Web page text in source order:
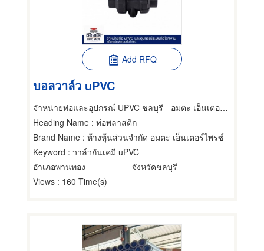
Add RFQ
บอลวาล์ว uPVC
จำหน่ายท่อและอุปกรณ์ UPVC ชลบุรี - อมตะ เอ็นเตอร์ไพรซ์
Heading Name : ท่อพลาสติก
Brand Name : ห้างหุ้นส่วนจำกัด อมตะ เอ็นเตอร์ไพรซ์
Keyword : วาล์วกันเคมี uPVC
อำเภอพานทอง
จังหวัดชลบุรี
Views : 160 Time(s)